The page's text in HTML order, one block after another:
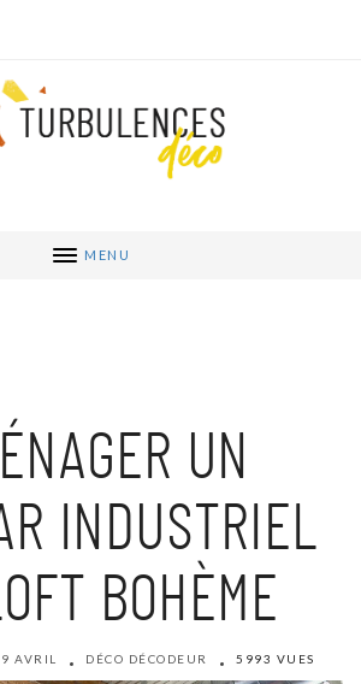
MENU
UN
INDUSTRIEL
BOHÈME
9 AVRIL DÉCO DÉCODEUR 5993 VUES